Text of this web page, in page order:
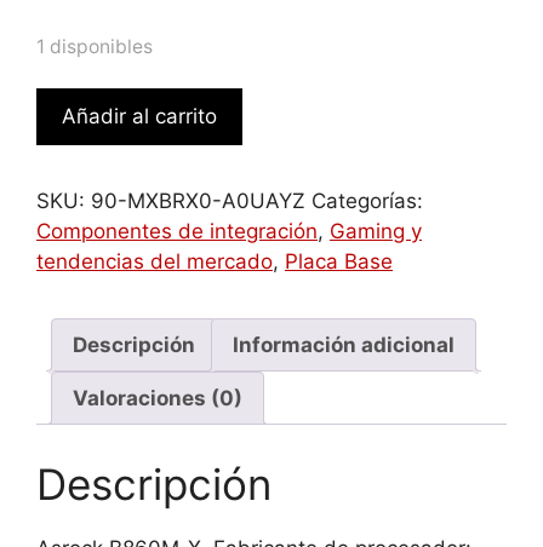
1 disponibles
Asrock
B860M-
Intel
B860
LGA
(Socket
micro
Añadir al carrito
SKU: 90-MXBRX0-A0UAYZ Categorías:
Componentes de integración, Gaming y
tendencias del mercado, Placa Base
Descripción Información adicional
Valoraciones (0)
Descripción